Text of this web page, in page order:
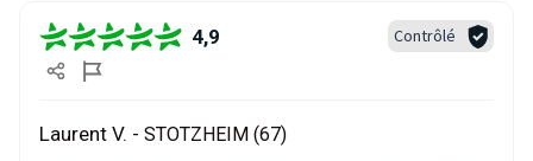
4,9 Contrôlé
Laurent V. - STOTZHEIM (67)